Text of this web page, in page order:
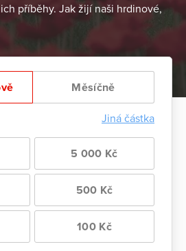
příběhy. Jak žijí naši hrdinové,
Měsíčně
Jiná částka
5 000 Kč
500 Kč
100 Kč